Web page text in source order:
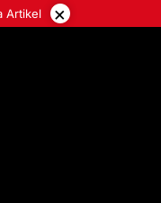
Artikel ×